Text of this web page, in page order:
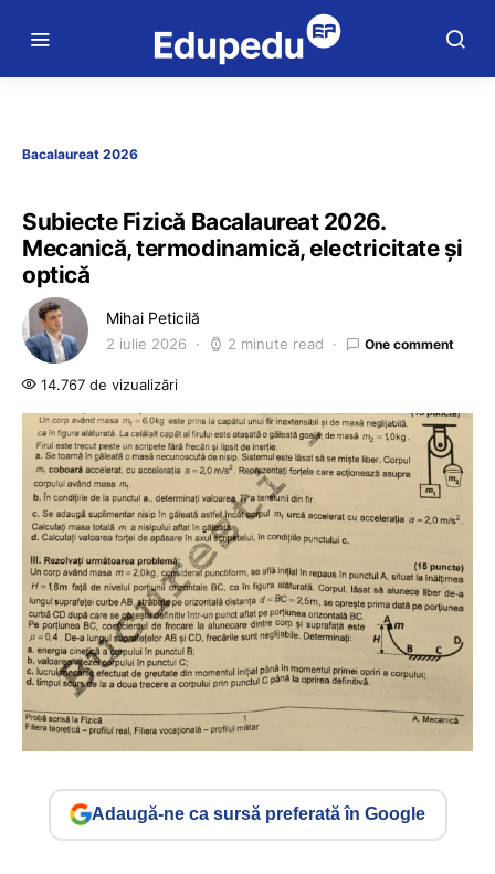
Bacalaureat 2026
Subiecte Fizică Bacalaureat 2026.
Mecanică, termodinamică, electricitate și
optică
Mihai Peticilă
2 iulie 2026 2 minute read One comment
14.767 de vizualizări
Adaugă-ne ca sursă preferată în Google